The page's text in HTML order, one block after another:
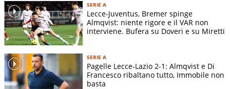
SERIE A
Lecce-Juventus, Bremer spinge
Almqvist: niente rigore e il VAR non
interviene. Bufera su Doveri e su Miretti
SERIE A
Pagelle Lecce-Lazio 2-1: Almqvist e Di
Francesco ribaltano tutto, Immobile non
basta